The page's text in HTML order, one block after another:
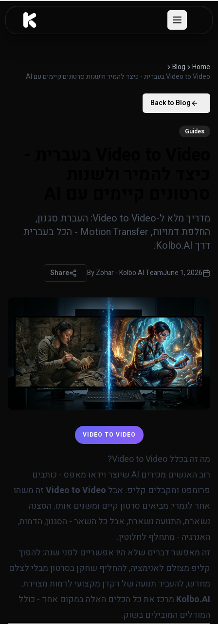
דלג לתוכן העיקרי
Open menu
Home
Blog
Video to Video בעברית - כיצד להמיר ולשנות סרטונים קיימים עם AI
Back to Blog
Guides
מדריך מלא ל-Video to Video: העברת סגנון,
החלפת דמויות, Motion Transfer - הכל בעברית
דרך Kolbo.AI.
June 1, 2026
ByZohar - Kolbo.AI Team
Share
VIDEO TO VIDEO
מה זה בכלל Video to Video?
רוב האנשים מכירים AI שיוצר וידאו מאפס - כותבים
פרומפט ומקבלים קליפ. אבל Video to Videoזה משהו
אחר לגמרי: מביאים סרטון קיים ומשנים אותו. הסצנה
נשארת, התנועה נשארת, אבל כל השאר - הסגנון, הדמות,
האנרגיה - מתחלף לחלוטין.
זה מאפשר דברים שלא היו אפשריים לפני שנה: להפוך
קליפ מצולם לאנימציה, להחליף שחקן בסרטון מבלי לצלם
מחדש, להעביר תנועה של רקדן מקצועי לדמות מצוירת.
Kolbo.AI מרכז את כל הכלים האלה במקום אחד - כולל
המודלים המובילים בשוק.